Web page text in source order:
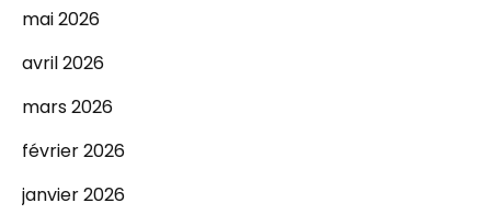
mai 2026
avril 2026
mars 2026
février 2026
janvier 2026